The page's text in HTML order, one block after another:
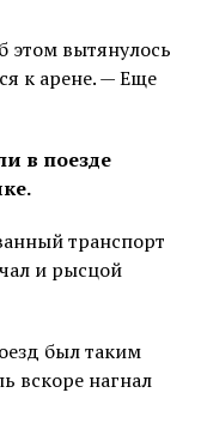
этом вытянулось
к арене. — Еще
в поезде
транспорт
и рысцой
был таким
вскоре нагнал